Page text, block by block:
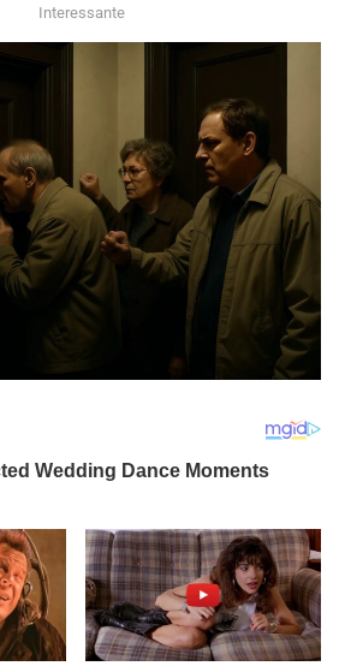
Interessante